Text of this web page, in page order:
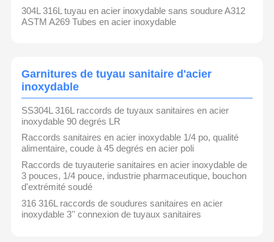
Aperçu Produits Vidéos
A Propos De
304L 316L tuyau en acier inoxydable sans soudure A312
ASTM A269 Tubes en acier inoxydable
Garnitures de tuyau sanitaire d'acier
inoxydable
SS304L 316L raccords de tuyaux sanitaires en acier
inoxydable 90 degrés LR
Raccords sanitaires en acier inoxydable 1/4 po, qualité
alimentaire, coude à 45 degrés en acier poli
Raccords de tuyauterie sanitaires en acier inoxydable de
3 pouces, 1/4 pouce, industrie pharmaceutique, bouchon
d'extrémité soudé
316 316L raccords de soudures sanitaires en acier
inoxydable 3'' connexion de tuyaux sanitaires
Yuhao Stainless Steel : Votre Partenaire de Confiance en
Raccords de Tuyauterie Industriels
Aperçu de l'Entreprise
Depuis sa création en 2018, YuHao Stainless Steel est resté
fermement attaché à son engagement envers l'excellence.